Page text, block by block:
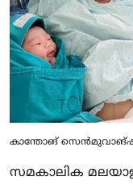
കാന്തോങ്
സമകാലിക